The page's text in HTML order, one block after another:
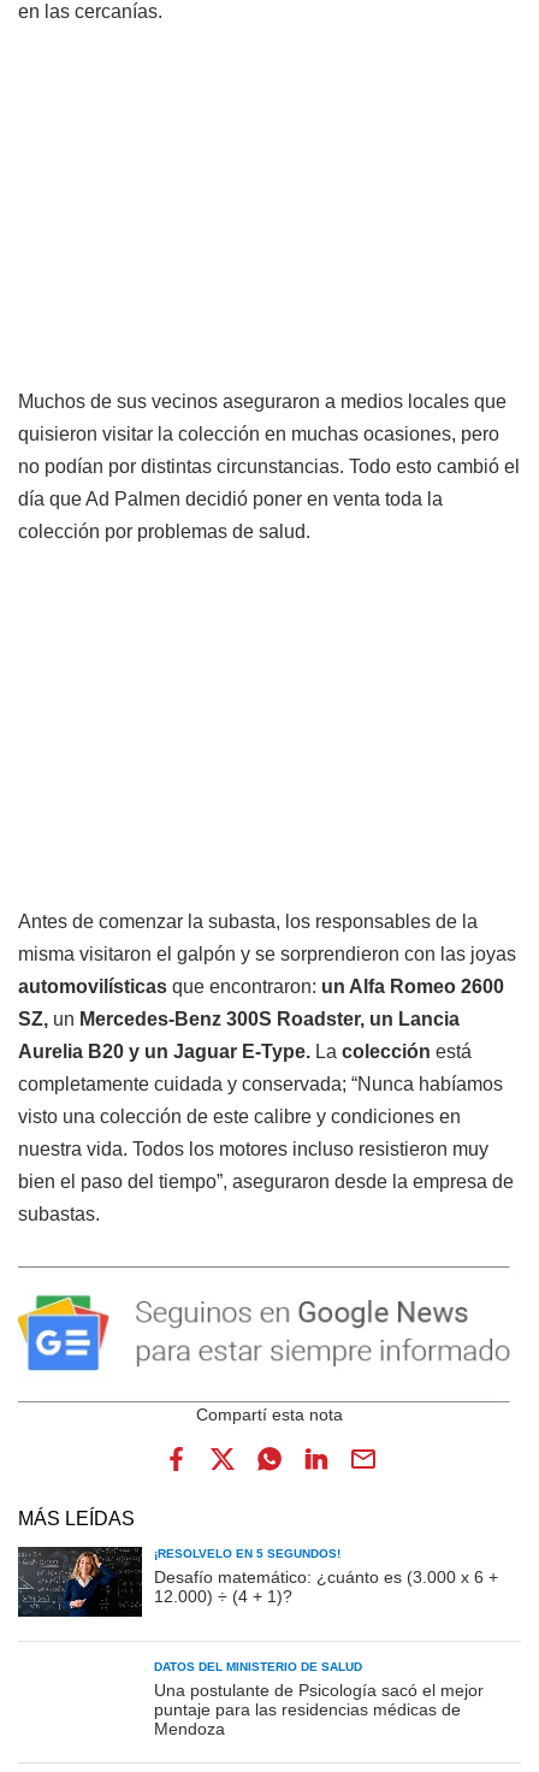
en las cercanías.
Muchos de sus vecinos aseguraron a medios locales que
quisieron visitar la colección en muchas ocasiones, pero
no podían por distintas circunstancias. Todo esto cambió el
día que Ad Palmen decidió poner en venta toda la
colección por problemas de salud.
Antes de comenzar la subasta, los responsables de la
misma visitaron el galpón y se sorprendieron con las joyas
automovilísticas que encontraron: un Alfa Romeo 2600
SZ, un Mercedes-Benz 300S Roadster, un Lancia
Aurelia B20 y un Jaguar E-Type. La colección está
completamente cuidada y conservada; “Nunca habíamos
visto una colección de este calibre y condiciones en
nuestra vida. Todos los motores incluso resistieron muy
bien el paso del tiempo”, aseguraron desde la empresa de
subastas.
MÁS LEÍDAS
¡RESOLVELO EN 5 SEGUNDOS!
Desafío matemático: ¿cuánto es (3.000 x 6 +
12.000) ÷ (4 + 1)?
DATOS DEL MINISTERIO DE SALUD
Una postulante de Psicología sacó el mejor
puntaje para las residencias médicas de
Mendoza